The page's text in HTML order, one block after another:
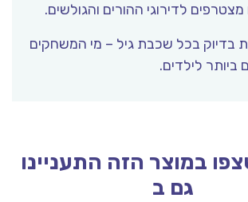
מצטרפים לדירוגי ההורים והגולשים.
בדיוק בכל שכבת גיל – מי המשחקים
ביותר לילדים.
במוצר הזה התעניינו
גם ב